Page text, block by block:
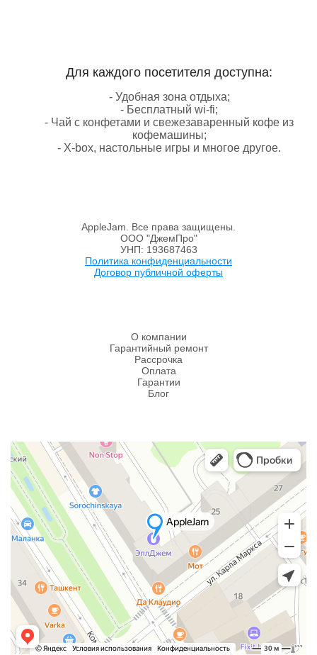
Для каждого посетителя доступна:
- Удобная зона отдыха;
- Бесплатный wi-fi;
- Чай с конфетами и свежезаваренный кофе из
кофемашины;
- X-box, настольные игры и многое другое.
AppleJam. Все права защищены.
ООО "ДжемПро"
УНП: 193687463
Политика конфиденциальности
Договор публичной оферты
О компании
Гарантийный ремонт
Рассрочка
Оплата
Гарантии
Блог